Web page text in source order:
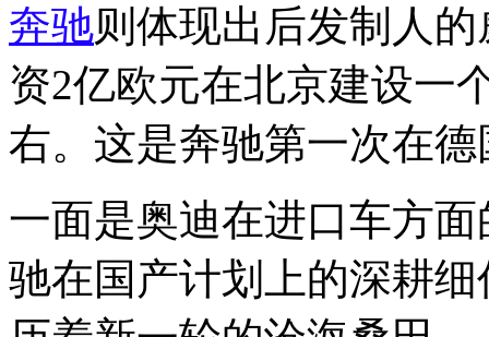
奔驰则体现出后发制人
资2亿欧元在北京建设一
右。这是奔驰第一次在
一面是奥迪在进口车方
驰在国产计划上的深耕